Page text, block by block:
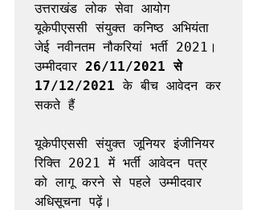
उत्तराखंड लोक सेवा आयोग
यूकेपीएससी संयुक्त कनिष्ठ अभियंता
जेई नवीनतम नौकरियां भर्ती 2021।
उम्मीदवार 26/11/2021 से
17/12/2021 के बीच आवेदन कर
सकते हैं
यूकेपीएससी संयुक्त जूनियर इंजीनियर
रिक्ति 2021 में भर्ती आवेदन पत्र
को लागू करने से पहले उम्मीदवार
अधिसूचना पढ़ें।